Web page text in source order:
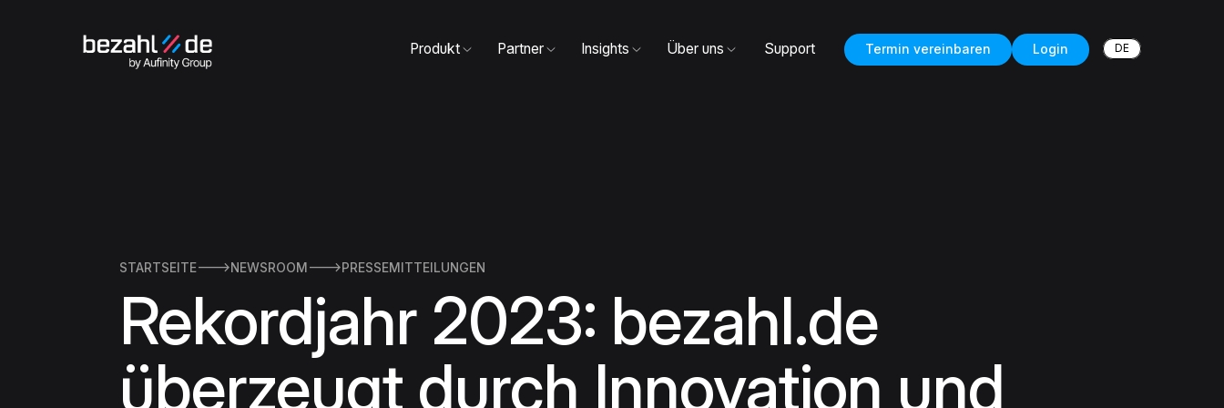
Produkt Partner Insights Über uns Support Termin vereinbaren Login DE
STARTSEITENEWSROOM PRESSEMITTEILUNGEN
Rekordjahr 2023: bezahl.de
überzeugt durch Innovation und